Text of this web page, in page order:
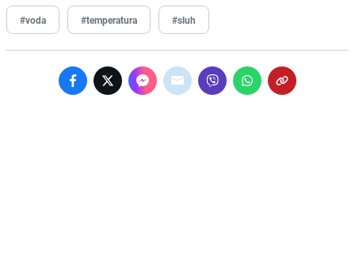
#voda #temperatura #sluh